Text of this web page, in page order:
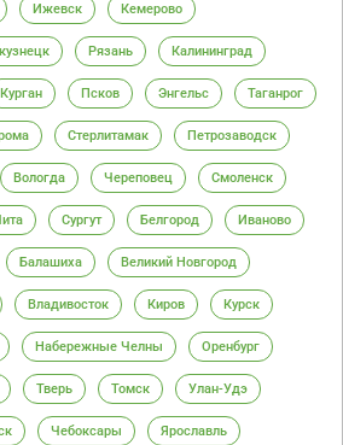
Ижевск Кемерово
Рязань Калининград
Курган Псков Энгельс Таганрог
Стерлитамак Петрозаводск
Вологда Череповец Смоленск
Сургут Белгород Иваново
Балашиха Великий Новгород
Владивосток Киров Курск
Набережные Челны Оренбург
Тверь Томск Улан-Удэ
Чебоксары Ярославль